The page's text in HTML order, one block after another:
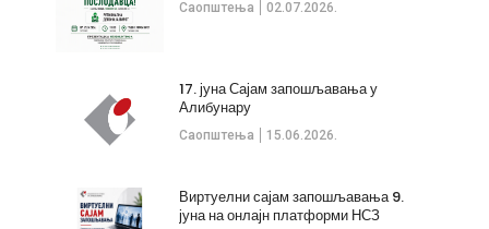
Саопштења 02.07.2026.
Саопштења 15.06.2026.
17. јуна Сајам запошљавања у
Алибунару
Виртуелни сајам запошљавања 9.
јуна на онлајн платформи НСЗ